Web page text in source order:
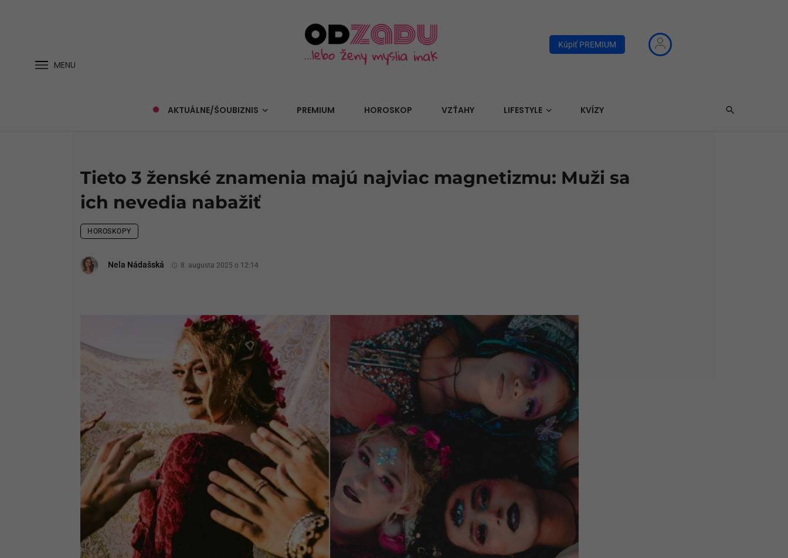
MENU
Kúpiť PREMIUM
AKTUÁLNE/ŠOUBIZNIS PREMIUM HOROSKOP VZŤAHY LIFESTYLE KVÍZY
Tieto 3 ženské znamenia majú najviac magnetizmu: Muži sa
ich nevedia nabažiť
HOROSKOPY
Nela Nádašská 8. augusta 2025 o 12:14